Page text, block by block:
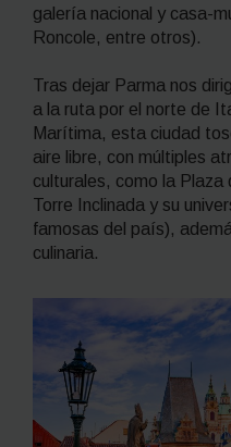
galería nacional y casa-
Roncole, entre otros).
Tras dejar Parma nos
a la ruta por el norte de
Marítima, esta ciudad
aire libre, con múltiples
culturales, como la Plaza
Torre Inclinada y su
famosas del país),
culinaria.